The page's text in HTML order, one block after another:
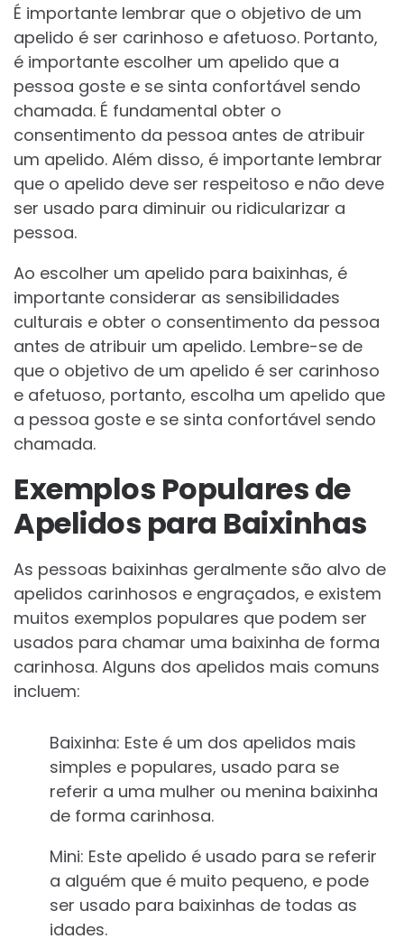
É importante lembrar que o objetivo de um
apelido é ser carinhoso e afetuoso. Portanto,
é importante escolher um apelido que a
pessoa goste e se sinta confortável sendo
chamada. É fundamental obter o
consentimento da pessoa antes de atribuir
um apelido. Além disso, é importante lembrar
que o apelido deve ser respeitoso e não deve
ser usado para diminuir ou ridicularizar a
pessoa.
Ao escolher um apelido para baixinhas, é
importante considerar as sensibilidades
culturais e obter o consentimento da pessoa
antes de atribuir um apelido. Lembre-se de
que o objetivo de um apelido é ser carinhoso
e afetuoso, portanto, escolha um apelido que
a pessoa goste e se sinta confortável sendo
chamada.
Exemplos Populares de
Apelidos para Baixinhas
As pessoas baixinhas geralmente são alvo de
apelidos carinhosos e engraçados, e existem
muitos exemplos populares que podem ser
usados para chamar uma baixinha de forma
carinhosa. Alguns dos apelidos mais comuns
incluem:
Baixinha: Este é um dos apelidos mais
simples e populares, usado para se
referir a uma mulher ou menina baixinha
de forma carinhosa.
Mini: Este apelido é usado para se referir
a alguém que é muito pequeno, e pode
ser usado para baixinhas de todas as
idades.